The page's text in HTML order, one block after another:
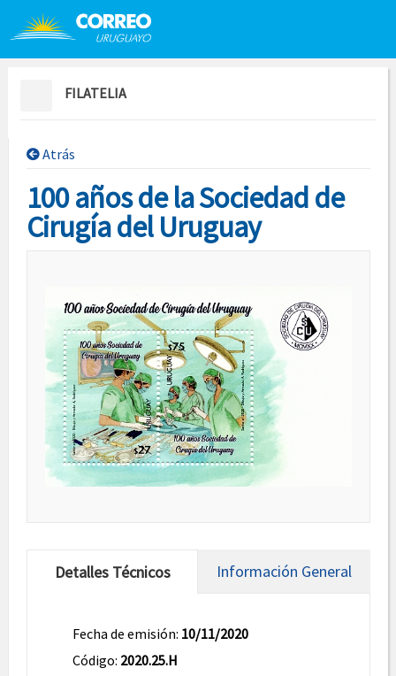
Saltar al contenido
FILATELIA
Atrás
100 años de la Sociedad de
Cirugía del Uruguay
Detalles Técnicos Información General
Fecha de emisión: 10/11/2020
Código: 2020.25.H